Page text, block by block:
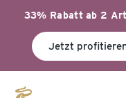
33% Rabatt ab 2
Jetzt